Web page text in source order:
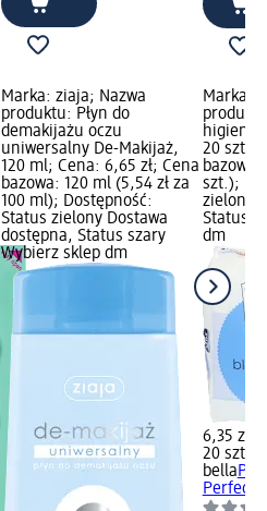
Marka: ziaja; Nazwa
produktu: Płyn do
demakijażu oczu
uniwersalny De-Makijaż,
120 ml; Cena: 6,65 zł; Cena
bazowa: 120 ml (5,54 zł za
100 ml); Dostępność:
Status zielony Dostawa
dostępna, Status szary
Wybierz sklep dm
Marka:
20 szt.;
bazowa:
szt.);
zielony
Status
dm
6,35 zł
20 szt.
bella